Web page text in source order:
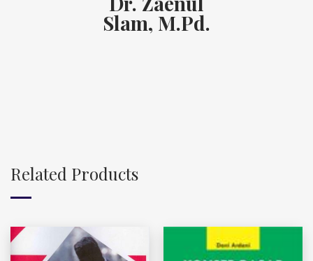
Slam, M.Pd.
Related Products